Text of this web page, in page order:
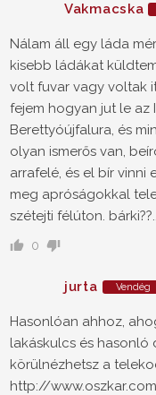
Vakmacska
Nálam áll egy láda
kisebb ládákat
volt fuvar vagy voltak
fejem hogyan jut le
Berettyóújfalura, és
olyan ismerős van,
arrafelé, és el bír
meg apróságokkal
szétejti félúton.
0
jurta Vendég
Hasonlóan ahhoz,
lakáskulcs és hasonló
körülnézhetsz a
http://www.oszkar.com